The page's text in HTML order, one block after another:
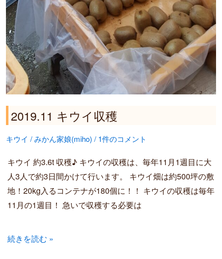
2019.11 キウイ収穫
キウイ /みかん家娘(miho) /1件のコメント
キウイ 約3.6t 収穫♪ キウイの収穫は、毎年11月1週目に大
人3人で約3日間かけて行います。 キウイ畑は約500坪の敷
地！20kg入るコンテナが180個に！！ キウイの収穫は毎年
11月の1週目！ 急いで収穫する必要は
続きを読む »